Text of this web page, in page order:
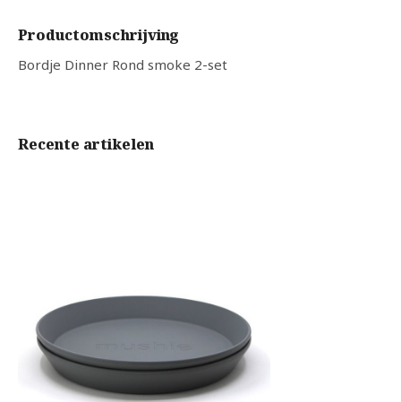
Productomschrijving
Bordje Dinner Rond smoke 2-set
Recente artikelen